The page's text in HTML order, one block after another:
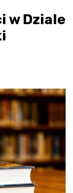
w Dziale